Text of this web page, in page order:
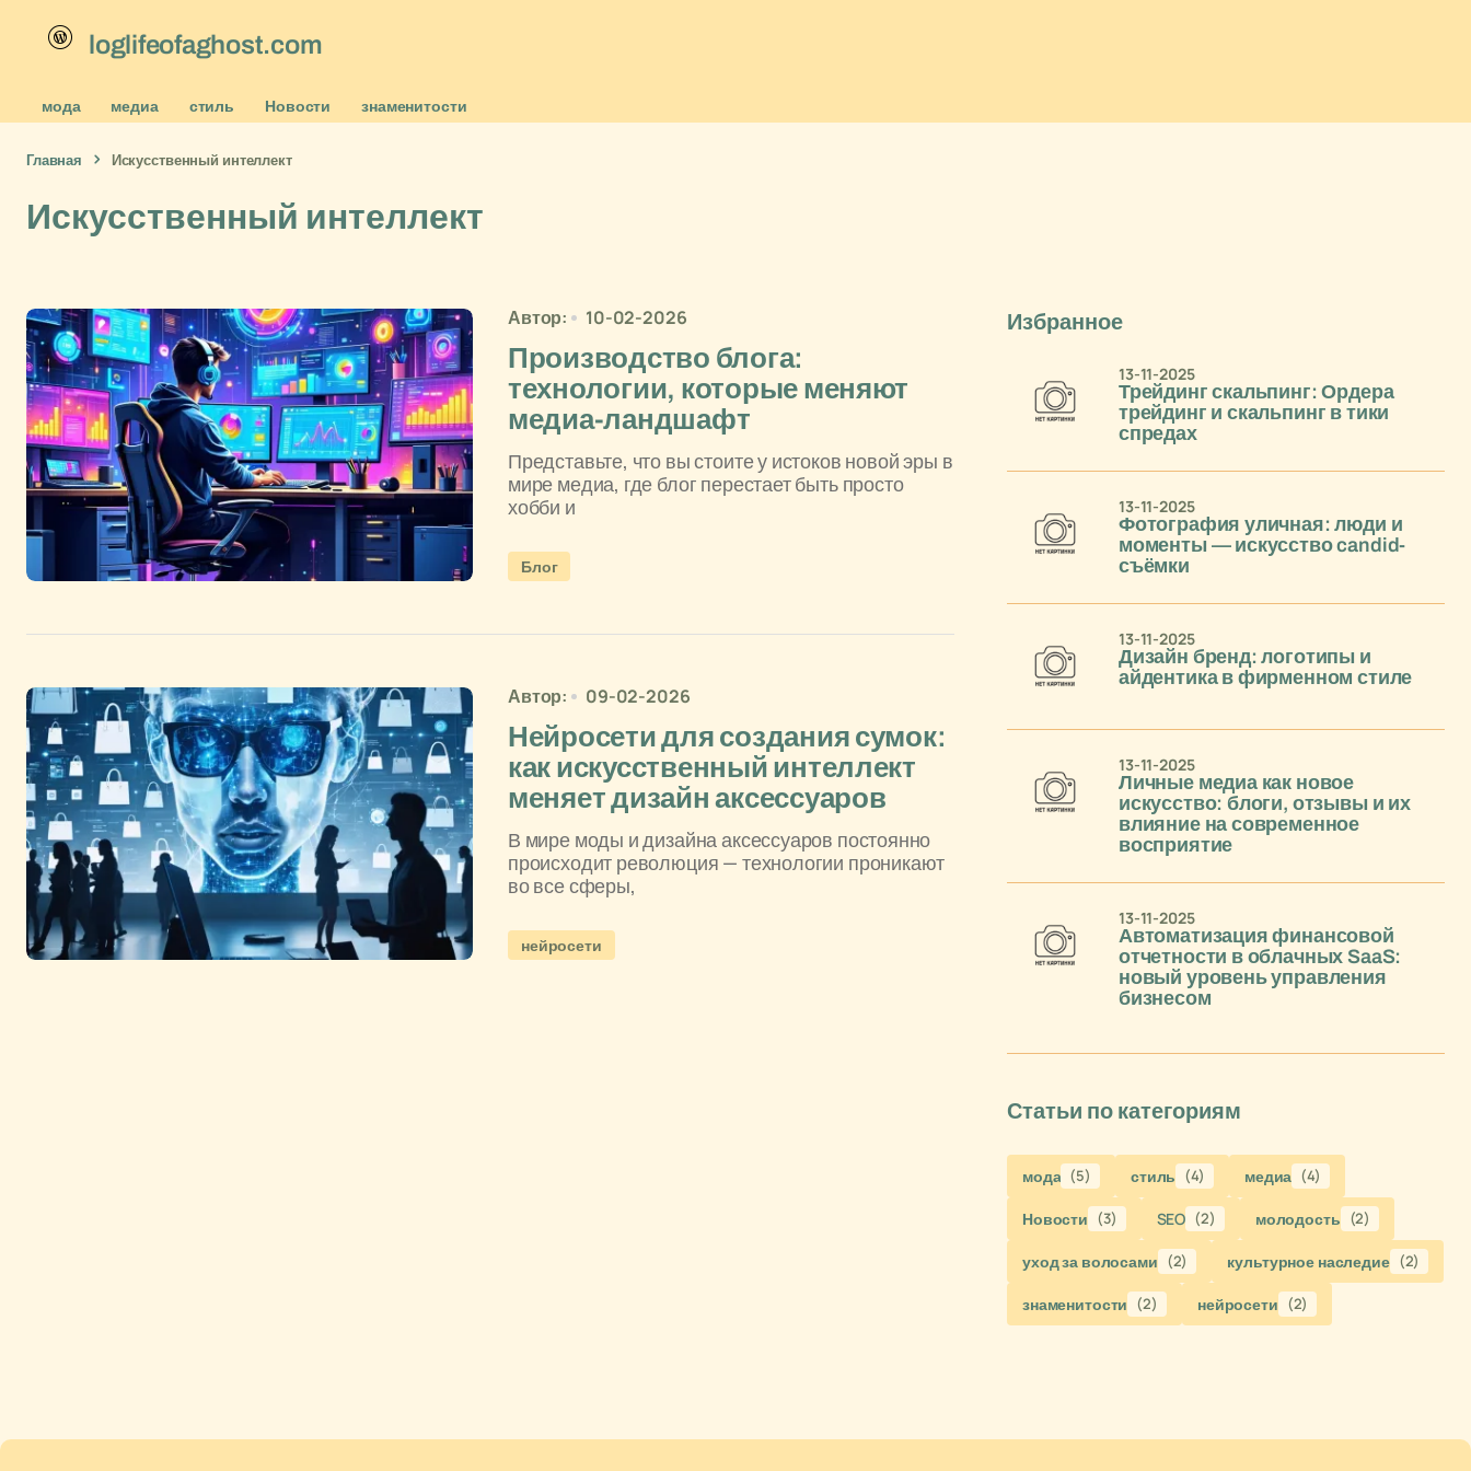
loglifeofaghost.com
мода медиа стиль Новости знаменитости
Главная Искусственный интеллект
Искусственный интеллект
Автор: 10-02-2026
Производство блога:
технологии, которые меняют
медиа-ландшафт
Представьте, что вы стоите у истоков новой эры в
мире медиа, где блог перестает быть просто
хобби и
Блог
Автор: 09-02-2026
Нейросети для создания сумок:
как искусственный интеллект
меняет дизайн аксессуаров
В мире моды и дизайна аксессуаров постоянно
происходит революция — технологии проникают
во все сферы,
нейросети
Избранное
Трейдинг скальпинг: Ордера
трейдинг и скальпинг в тики
спредах
13-11-2025
Фотография уличная: люди и
моменты — искусство candid-
съёмки
13-11-2025
Дизайн бренд: логотипы и
айдентика в фирменном стиле
13-11-2025
Личные медиа как новое
искусство: блоги, отзывы и их
влияние на современное
восприятие
13-11-2025
Автоматизация финансовой
отчетности в облачных SaaS:
новый уровень управления
бизнесом
13-11-2025
Статьи по категориям
мода (5) стиль (4) медиа (4)
Новости (3) SEO (2) молодость (2)
уход за волосами (2) культурное наследие (2)
знаменитости (2) нейросети (2)